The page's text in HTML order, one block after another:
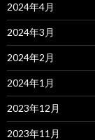
2024年4月
2024年3月
2024年2月
2024年1月
2023年12月
2023年11月